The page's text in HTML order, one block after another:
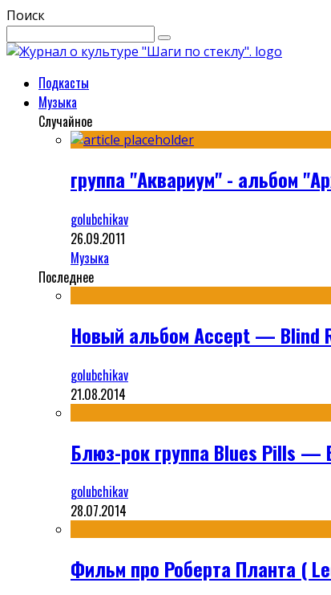
Поиск
Подкасты
Музыка
Случайное
группа "Аквариум" - альбом
golubchikav
26.09.2011
Музыка
Последнее
Новый альбом Accept — Blind
golubchikav
21.08.2014
Блюз-рок группа Blues Pills —
golubchikav
28.07.2014
Фильм про Роберта Планта (